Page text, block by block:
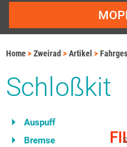
Home Zweirad Artikel
Schloßkit
Auspuff
Bremse